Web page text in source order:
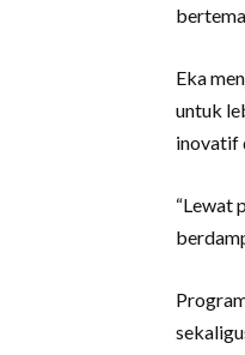
Eka
untuk
inovatif
“Lewat